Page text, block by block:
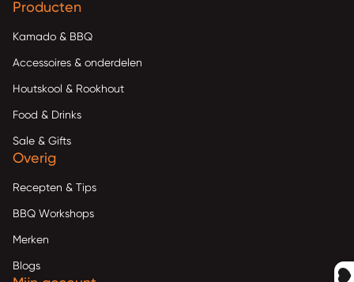
Producten
Kamado & BBQ
Accessoires & onderdelen
Houtskool & Rookhout
Food & Drinks
Sale & Gifts
Overig
Recepten & Tips
BBQ Workshops
Merken
Blogs